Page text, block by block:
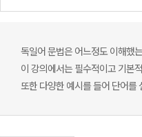
독일어 문법은 어느정도 이해했
이 강의에서는 필수적이고 기본
또한 다양한 예시를 들어 단어를